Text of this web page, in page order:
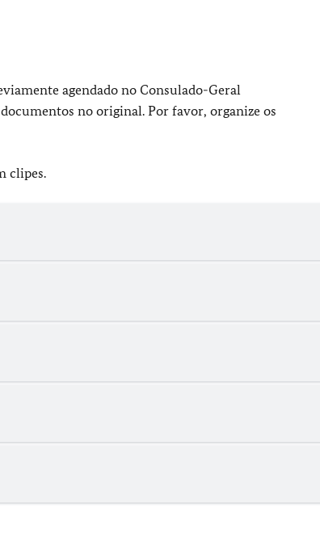
agendado no Consulado-Geral
no original. Por favor, organize os
clipes.